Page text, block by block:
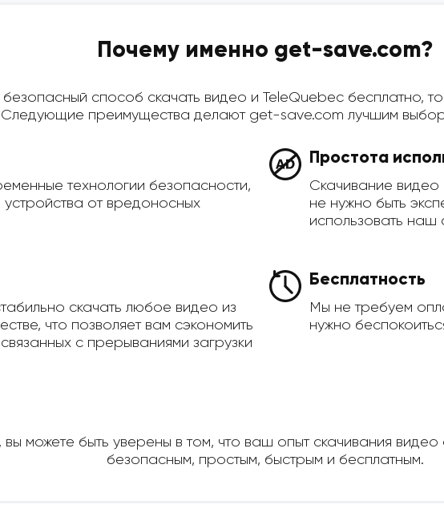
Почему именно get-save.com?
способ скачать видео и TeleQuebec бесплатно,
Следующие преимущества делают get-save.com лучшим
технологии безопасности,
от вредоносных
Простота
Скачивание
не нужно быть
использовать наш
скачать любое видео из
что позволяет вам сэкономить
с прерываниями загрузки
Бесплатность
Мы не требуем
нужно
можете быть уверены в том, что ваш опыт скачивания видео
безопасным, простым, быстрым и бесплатным.